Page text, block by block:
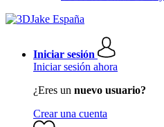
Iniciar sesión
Iniciar sesión ahora
¿Eres un nuevo usuario?
Crear una cuenta